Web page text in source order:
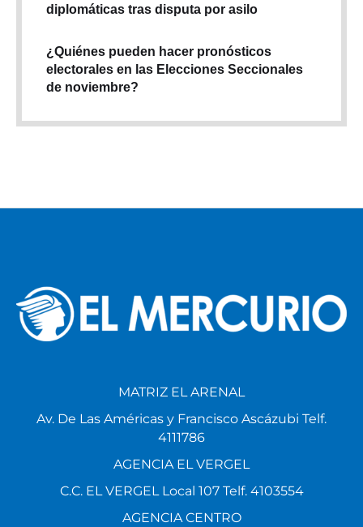
diplomáticas tras disputa por asilo
¿Quiénes pueden hacer pronósticos
electorales en las Elecciones Seccionales
de noviembre?
MATRIZ EL ARENAL
Av. De Las Américas y Francisco Ascázubi Telf.
4111786
AGENCIA EL VERGEL
C.C. EL VERGEL Local 107 Telf. 4103554
AGENCIA CENTRO